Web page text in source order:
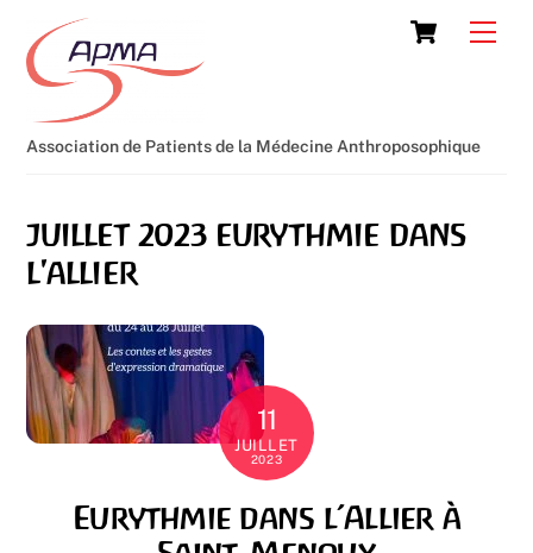
content
Cart
Association de Patients de la Médecine Anthroposophique
juillet 2023 eurythmie dans
l'allier
11
JUILLET
2023
Eurythmie dans l’Allier à